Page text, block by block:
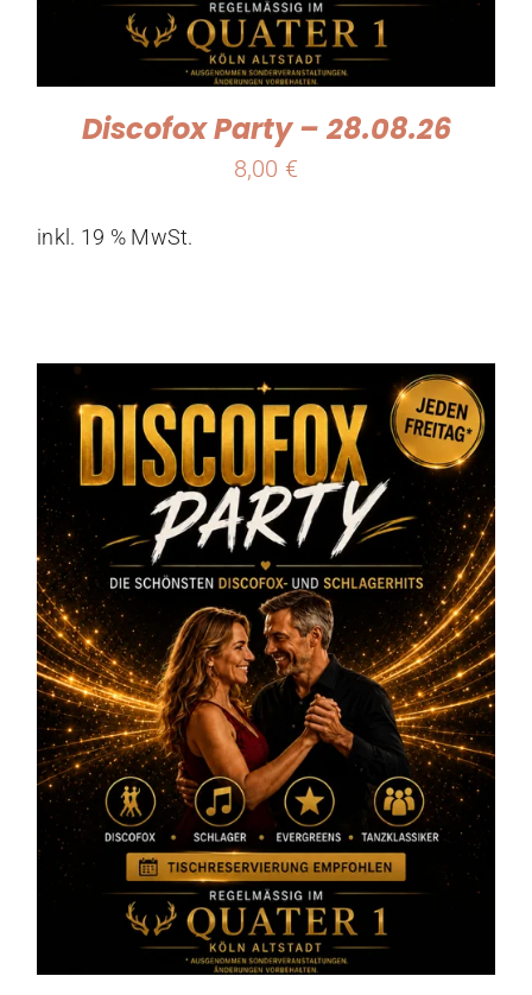
Discofox Party – 28.08.26
8,00€
inkl. 19 % MwSt.